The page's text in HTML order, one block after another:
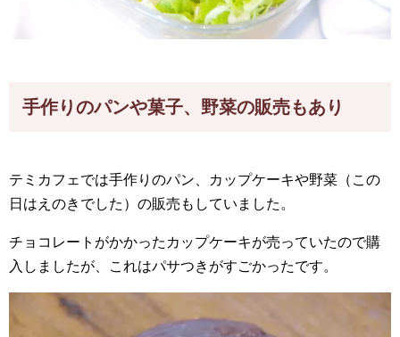
手作りのパンや菓子、野菜の販売もあり
テミカフェでは手作りのパン、カップケーキや野菜（この
日はえのきでした）の販売もしていました。
チョコレートがかかったカップケーキが売っていたので購
入しましたが、これはパサつきがすごかったです。